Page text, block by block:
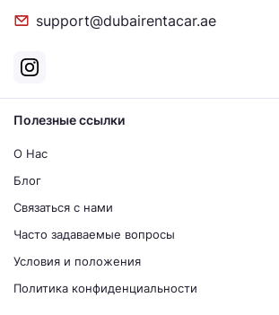
support@dubairentacar.ae
Полезные ссылки
О Нас
Блог
Связаться с нами
Часто задаваемые вопросы
Условия и положения
Политика конфиденциальности